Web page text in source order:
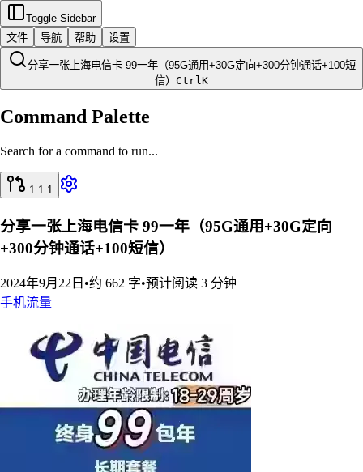
Toggle Sidebar
文件
导航 帮助 设置
分享一张上海电信卡 99一年（95G通用+30G定向+300分钟通话+100短
信） CtrlK
Command Palette
Search for a command to run...
1.1.1
分享一张上海电信卡 99一年（95G通用+30G定向
+300分钟通话+100短信）
2024年9月22日 •约 662 字•预计阅读 3 分钟
手机流量